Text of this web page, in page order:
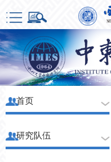
首页
研究队伍